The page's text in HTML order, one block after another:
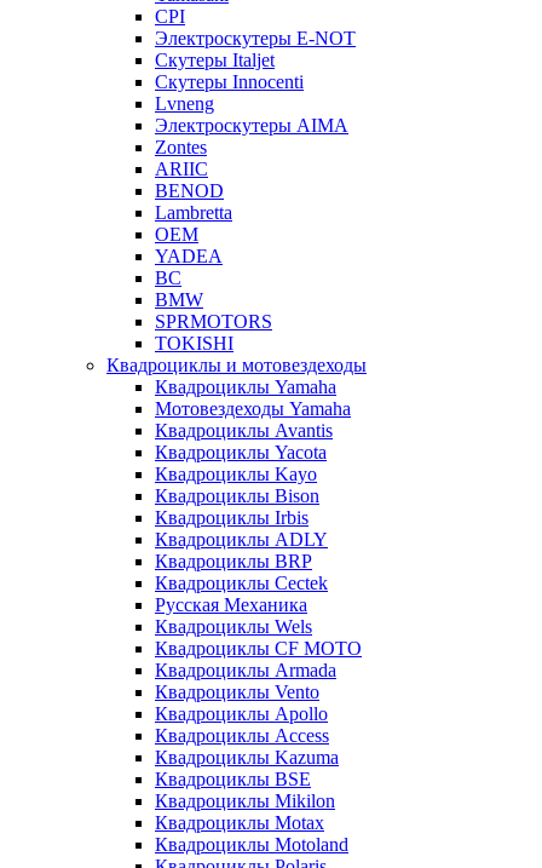
CPI
Электроскутеры E-NOT
Скутеры Italjet
Скутеры Innocenti
Lvneng
Электроскутеры AIMA
Zontes
ARIIC
BENOD
Lambretta
OEM
YADEA
BC
BMW
SPRMOTORS
TOKISHI
Квадроциклы и мотовездеходы
Квадроциклы Yamaha
Мотовездеходы Yamaha
Квадроциклы Avantis
Квадроциклы Yacota
Квадроциклы Kayo
Квадроциклы Bison
Квадроциклы Irbis
Квадроциклы ADLY
Квадроциклы BRP
Квадроциклы Cectek
Русская Механика
Квадроциклы Wels
Квадроциклы CF MOTO
Квадроциклы Armada
Квадроциклы Vento
Квадроциклы Apollo
Квадроциклы Access
Квадроциклы Kazuma
Квадроциклы BSE
Квадроциклы Mikilon
Квадроциклы Motax
Квадроциклы Motoland